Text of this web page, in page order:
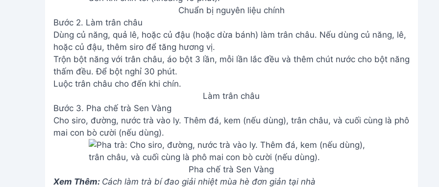
Chuẩn bị nguyên liệu chính
Bước 2. Làm trân châu
Dùng củ năng, quả lê, hoặc củ đậu (hoặc dừa bánh) làm trân châu. Nếu dùng củ năng, lê,
hoặc củ đậu, thêm siro để tăng hương vị.
Trộn bột năng với trân châu, áo bột 3 lần, mỗi lần lắc đều và thêm chút nước cho bột năng
thấm đều. Để bột nghỉ 30 phút.
Luộc trân châu cho đến khi chín.
Làm trân châu
Bước 3. Pha chế trà Sen Vàng
Cho siro, đường, nước trà vào ly. Thêm đá, kem (nếu dùng), trân châu, và cuối cùng là phô
mai con bò cười (nếu dùng).
Pha chế trà Sen Vàng
Xem Thêm: Cách làm trà bí đao giải nhiệt mùa hè đơn giản tại nhà